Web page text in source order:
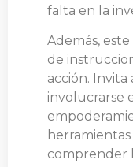
falta en la
Además,
de
acción. Invita
involucrarse
comprender